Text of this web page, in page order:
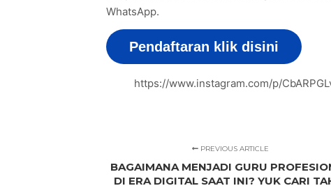
WhatsApp.
Pendaftaran klik disini
https://www.instagram.com/p/
PREVIOUS ARTICLE
BAGAIMANA MENJADI GURU
DI ERA DIGITAL SAAT INI? YUK CARI